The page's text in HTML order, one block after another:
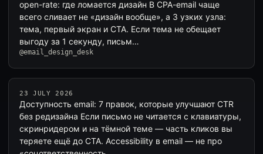
open-rate: где ломается дизайн В CPA-email чаще
всего сливает не «дизайн вообще», а 3 узких узла:
тема, первый экран и CTA. Если тема не обещает
выгоду за 1 секунду, письм…
@email_design_desk
23 JULY 2026
Доступность email: 7 правок, которые улучшают CTR
без редизайна Если письмо не читается с клавиатуры,
скринридером и на тёмной теме — часть кликов вы
теряете ещё до CTA. Accessibility в email — не про